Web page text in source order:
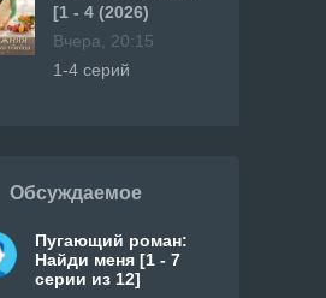
[1 - 4 (2026)
Вчера, 20:15
1-4 серий
Обсуждаемое
Пугающий роман:
Найди меня [1 - 7
серии из 12]